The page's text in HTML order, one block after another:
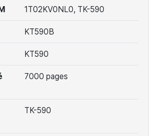
1T02KV0NL0, TK-590
KT590B
KT590
7000 pages
TK-590